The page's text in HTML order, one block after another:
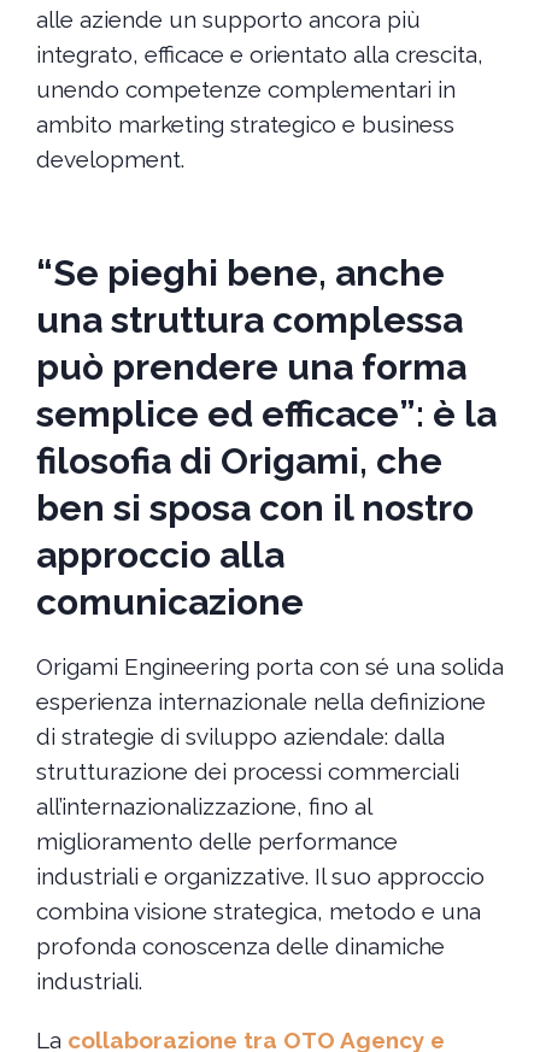
alle aziende un supporto ancora più
integrato, efficace e orientato alla crescita,
unendo competenze complementari in
ambito marketing strategico e business
development.
“Se pieghi bene, anche
una struttura complessa
può prendere una forma
semplice ed efficace”: è la
filosofia di Origami, che
ben si sposa con il nostro
approccio alla
comunicazione
Origami Engineering porta con sé una solida
esperienza internazionale nella definizione
di strategie di sviluppo aziendale: dalla
strutturazione dei processi commerciali
all’internazionalizzazione, fino al
miglioramento delle performance
industriali e organizzative. Il suo approccio
combina visione strategica, metodo e una
profonda conoscenza delle dinamiche
industriali.
La collaborazione tra OTO Agency e